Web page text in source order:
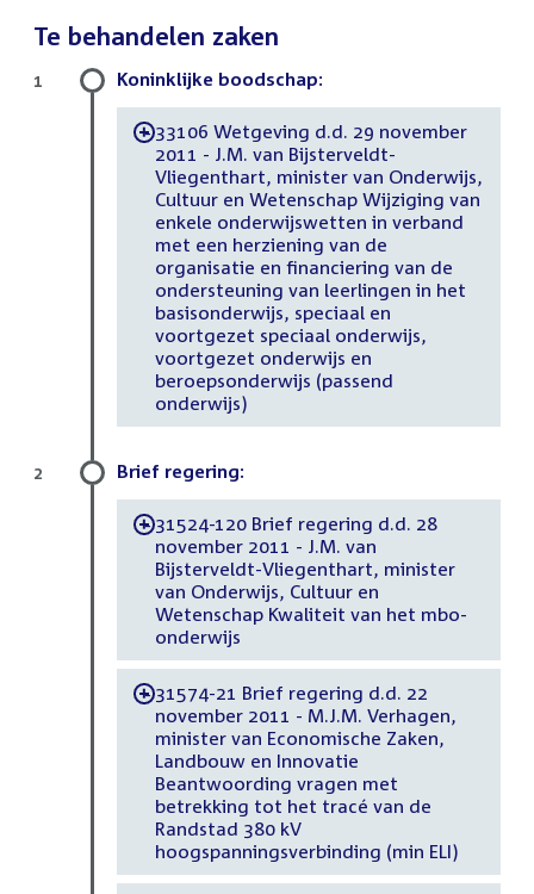
Te behandelen zaken
Koninklijke boodschap:
-33106 Wetgeving d.d. 29 november
2011 - J.M. van Bijsterveldt-
Vliegenthart, minister van Onderwijs,
Cultuur en Wetenschap Wijziging van
enkele onderwijswetten in verband
met een herziening van de
organisatie en financiering van de
ondersteuning van leerlingen in het
basisonderwijs, speciaal en
voortgezet speciaal onderwijs,
voortgezet onderwijs en
beroepsonderwijs (passend
onderwijs)
1
Brief regering:
-31524-120 Brief regering d.d. 28
november 2011 - J.M. van
Bijsterveldt-Vliegenthart, minister
van Onderwijs, Cultuur en
Wetenschap Kwaliteit van het mbo-
onderwijs
-31574-21 Brief regering d.d. 22
november 2011 - M.J.M. Verhagen,
minister van Economische Zaken,
Landbouw en Innovatie
Beantwoording vragen met
betrekking tot het tracé van de
Randstad 380 kV
hoogspanningsverbinding (min ELI)
2